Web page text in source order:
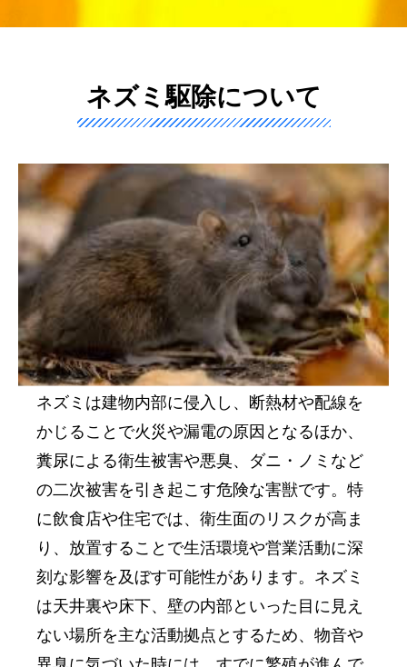
ネズミ駆除について
ネズミは建物内部に侵入し、断熱材や配線を
かじることで火災や漏電の原因となるほか、
糞尿による衛生被害や悪臭、ダニ・ノミなど
の二次被害を引き起こす危険な害獣です。特
に飲食店や住宅では、衛生面のリスクが高ま
り、放置することで生活環境や営業活動に深
刻な影響を及ぼす可能性があります。 ネズミ
は天井裏や床下、壁の内部といった目に見え
ない場所を主な活動拠点とするため、物音や
異臭に気づいた時には、すでに繁殖が進んで